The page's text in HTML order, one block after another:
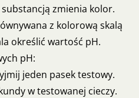
zmienia kolor.
z kolorową skalą
określić wartość pH.
pH:
jeden pasek testowy.
w testowanej cieczy.